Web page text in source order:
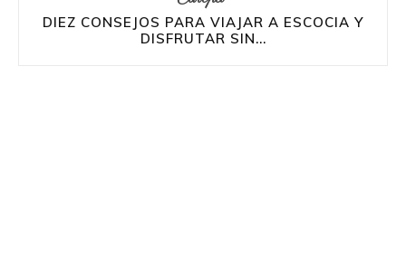
DIEZ CONSEJOS PARA VIAJAR A ESCOCIA Y
DISFRUTAR SIN...